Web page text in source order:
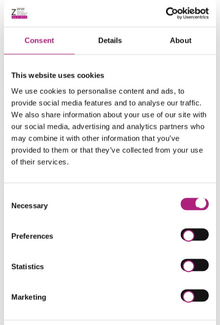
Consent Details About
This website uses cookies
We use cookies to personalise content and ads, to
provide social media features and to analyse our traffic.
We also share information about your use of our site with
our social media, advertising and analytics partners who
may combine it with other information that you’ve
provided to them or that they’ve collected from your use
of their services.
Selection
Necessary
Preferences
Statistics
Marketing
Arzthaftungsrecht
Vertragsarztrecht
Ausbildung
Promotion (Dr. jur.) – Medizinrecht (Medizinische
Forschung, Humangenetik, US-Recht)
und 2. Juristisches Staatsexamen – Niedersachsen,
Sonstige Hinweise
Mitglied der Arbeitsgemeinschaft Medizinrecht im
Heilmittelverordnung - kein Regress wegen Verstoß
Beteiligung berufs- und fachfremder Investoren im
Aktuelles aus dem Zahnarztrecht, in : ZMGR 2017,